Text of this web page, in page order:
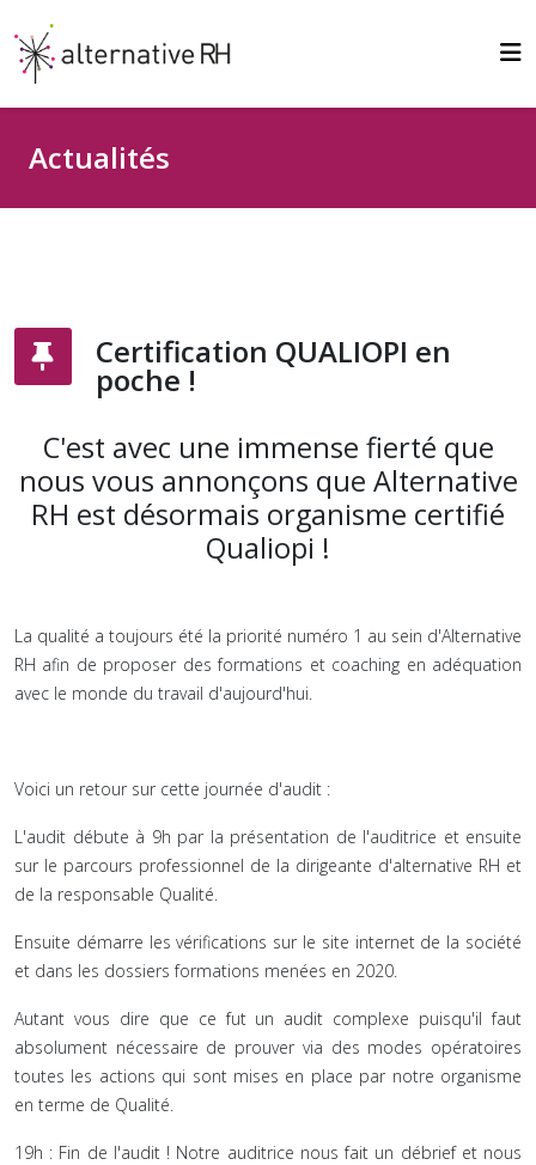
Actualités
Certification QUALIOPI en
poche !
C'est avec une immense fierté que
nous vous annonçons que Alternative
RH est désormais organisme certifié
Qualiopi !
La qualité a toujours été la priorité numéro 1 au sein d'Alternative
RH afin de proposer des formations et coaching en adéquation
avec le monde du travail d'aujourd'hui.
Voici un retour sur cette journée d'audit :
L'audit débute à 9h par la présentation de l'auditrice et ensuite
sur le parcours professionnel de la dirigeante d'alternative RH et
de la responsable Qualité.
Ensuite démarre les vérifications sur le site internet de la société
et dans les dossiers formations menées en 2020.
Autant vous dire que ce fut un audit complexe puisqu'il faut
absolument nécessaire de prouver via des modes opératoires
toutes les actions qui sont mises en place par notre organisme
en terme de Qualité.
19h : Fin de l'audit ! Notre auditrice nous fait un débrief et nous